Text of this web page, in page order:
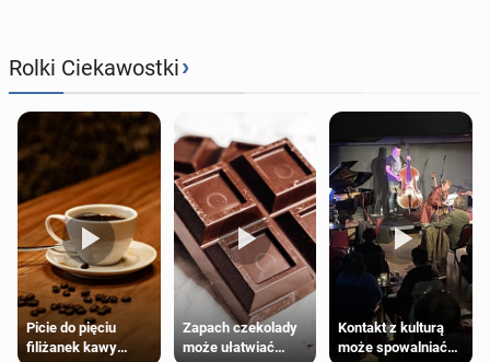
Rolki Ciekawostki›
Picie do pięciu
filiżanek kawy
Zapach czekolady
może ułatwiać
Kontakt z kulturą
może spowalniać